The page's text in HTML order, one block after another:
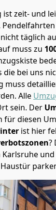
ist zeit- und
täglich
muss zu
die bei uns
muss
Alle
sein. Der
für diesen
ist hier
?